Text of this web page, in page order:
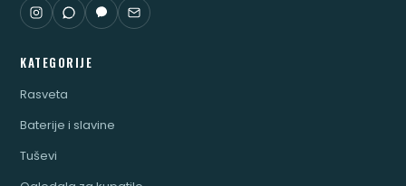
KATEGORIJE
Rasveta
Baterije i slavine
Tuševi